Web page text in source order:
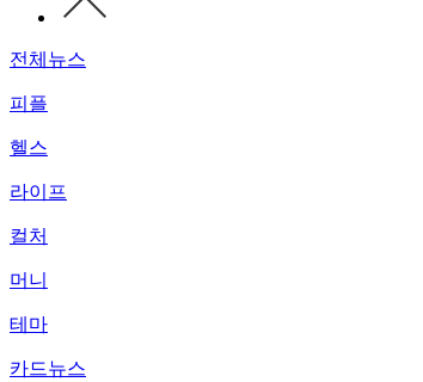
전체뉴스
피플
헬스
라이프
컬처
머니
테마
카드뉴스